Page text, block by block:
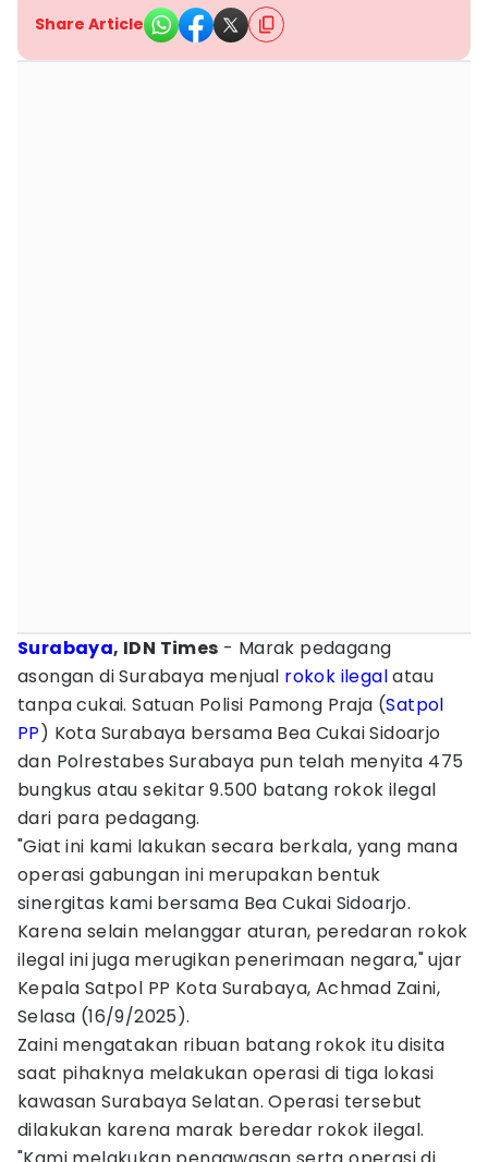
Share Article
Surabaya, IDN Times - Marak pedagang
asongan di Surabaya menjual rokok ilegalatau
tanpa cukai. Satuan Polisi Pamong Praja (Satpol
PP) Kota Surabaya bersama Bea Cukai Sidoarjo
dan Polrestabes Surabaya pun telah menyita 475
bungkus atau sekitar 9.500 batang rokok ilegal
dari para pedagang.
"Giat ini kami lakukan secara berkala, yang mana
operasi gabungan ini merupakan bentuk
sinergitas kami bersama Bea Cukai Sidoarjo.
Karena selain melanggar aturan, peredaran rokok
ilegal ini juga merugikan penerimaan negara," ujar
Kepala Satpol PP Kota Surabaya, Achmad Zaini,
Selasa (16/9/2025).
Zaini mengatakan ribuan batang rokok itu disita
saat pihaknya melakukan operasi di tiga lokasi
kawasan Surabaya Selatan. Operasi tersebut
dilakukan karena marak beredar rokok ilegal.